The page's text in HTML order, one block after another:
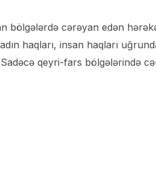
bölgələrdə cərəyan edən
haqları, insan haqları
qeyri-fars bölgələrində